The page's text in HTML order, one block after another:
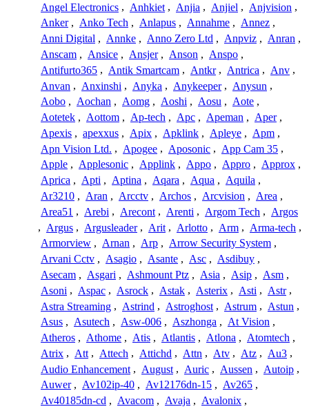
Angel Electronics , Anhkiet , Anjia , Anjiel , Anjvision ,
Anker , Anko Tech , Anlapus , Annahme , Annez ,
Anni Digital , Annke , Anno Zero Ltd , Anpviz , Anran ,
Anscam , Ansice , Ansjer , Anson , Anspo ,
Antifurto365 , Antik Smartcam , Antkr , Antrica , Anv ,
Anvan , Anxinshi , Anyka , Anykeeper , Anysun ,
Aobo , Aochan , Aomg , Aoshi , Aosu , Aote ,
Aotetek , Aottom , Ap-tech , Apc , Apeman , Aper ,
Apexis , apexxus , Apix , Apklink , Apleye , Apm ,
Apn Vision Ltd. , Apogee , Aposonic , App Cam 35 ,
Apple , Applesonic , Applink , Appo , Appro , Approx ,
Aprica , Apti , Aptina , Aqara , Aqua , Aquila ,
Ar3210 , Aran , Arcctv , Archos , Arcvision , Area ,
Area51 , Arebi , Arecont , Arenti , Argom Tech , Argos
, Argus , Argusleader , Arit , Arlotto , Arm , Arma-tech ,
Armorview , Arnan , Arp , Arrow Security System ,
Arvani Cctv , Asagio , Asante , Asc , Asdibuy ,
Asecam , Asgari , Ashmount Ptz , Asia , Asip , Asm ,
Asoni , Aspac , Asrock , Astak , Asterix , Asti , Astr ,
Astra Streaming , Astrind , Astroghost , Astrum , Astun ,
Asus , Asutech , Asw-006 , Aszhonga , At Vision ,
Atheros , Athome , Atis , Atlantis , Atlona , Atomtech ,
Atrix , Att , Attech , Attichd , Attn , Atv , Atz , Au3 ,
Audio Enhancement , August , Auric , Aussen , Autoip ,
Auwer , Av102ip-40 , Av12176dn-15 , Av265 ,
Av40185dn-cd , Avacom , Avaja , Avalonix ,